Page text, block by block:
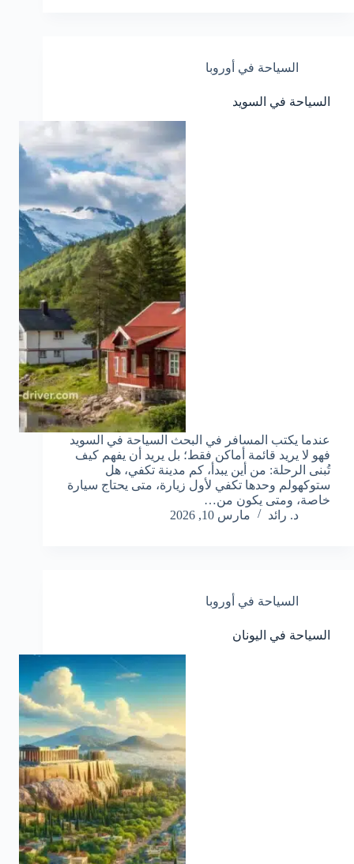
السياحة في أوروبا
السياحة في السويد
عندما يكتب المسافر في البحث السياحة في السويد
فهو لا يريد قائمة أماكن فقط؛ بل يريد أن يفهم كيف
تُبنى الرحلة: من أين يبدأ، كم مدينة تكفي، هل
ستوكهولم وحدها تكفي لأول زيارة، متى يحتاج سيارة
خاصة، ومتى يكون من…
د. رائد
مارس 10, 2026
السياحة في أوروبا
السياحة في اليونان